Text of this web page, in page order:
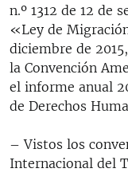
n.º 1312 de 12 de
«Ley de
diciembre de
la Convención
el informe anual
de Derechos
– Vistos los
Internacional del